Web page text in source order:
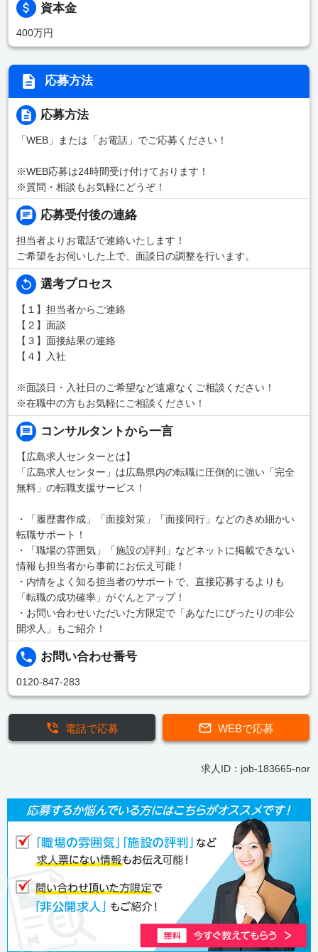
資本金
400万円
応募方法
応募方法
「WEB」または「お電話」でご応募ください！
※WEB応募は24時間受け付けております！
※質問・相談もお気軽にどうぞ！
応募受付後の連絡
担当者よりお電話で連絡いたします！
ご希望をお伺いした上で、面談日の調整を行います。
選考プロセス
【１】担当者からご連絡
【２】面談
【３】面接結果の連絡
【４】入社
※面談日・入社日のご希望など遠慮なくご相談ください！
※在職中の方もお気軽にご相談ください！
コンサルタントから一言
【広島求人センターとは】
「広島求人センター」は広島県内の転職に圧倒的に強い「完全
無料」の転職支援サービス！
・「履歴書作成」「面接対策」「面接同行」などのきめ細かい
転職サポート！
・「職場の雰囲気」「施設の評判」などネットに掲載できない
情報も担当者から事前にお伝え可能！
・内情をよく知る担当者のサポートで、直接応募するよりも
「転職の成功確率」がぐんとアップ！
・お問い合わせいただいた方限定で「あなたにぴったりの非公
開求人」もご紹介！
お問い合わせ番号
0120-847-283
WEBで応募
電話で応募
求人ID：job-183665-nor